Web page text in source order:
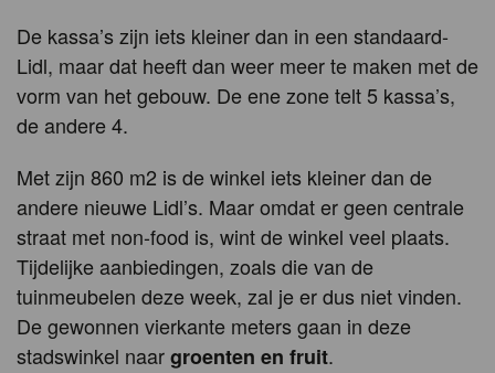
De kassa’s zijn iets kleiner dan in een standaard-
Lidl, maar dat heeft dan weer meer te maken met de
vorm van het gebouw. De ene zone telt 5 kassa’s,
de andere 4.
Met zijn 860 m2 is de winkel iets kleiner dan de
andere nieuwe Lidl’s. Maar omdat er geen centrale
straat met non-food is, wint de winkel veel plaats.
Tijdelijke aanbiedingen, zoals die van de
tuinmeubelen deze week, zal je er dus niet vinden.
De gewonnen vierkante meters gaan in deze
stadswinkel naargroenten en fruit.